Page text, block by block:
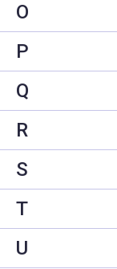
O
P
Q
R
S
T
U